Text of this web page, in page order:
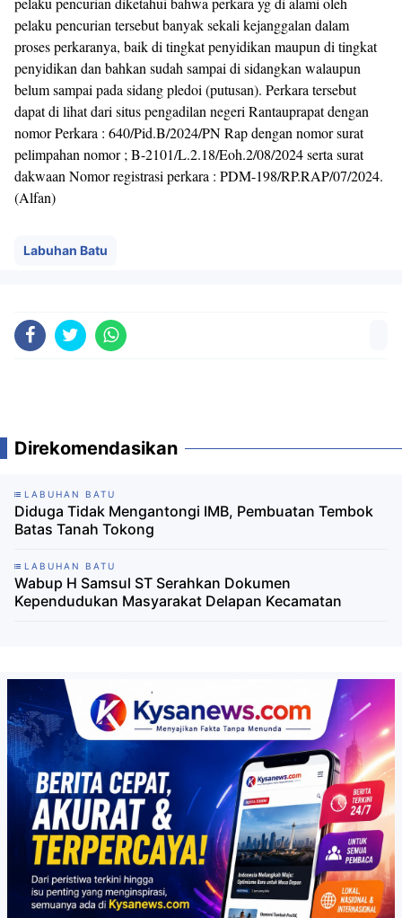
pelaku pencurian tersebut banyak sekali kejanggalan dalam
proses perkaranya, baik di tingkat penyidikan maupun di tingkat
penyidikan dan bahkan sudah sampai di sidangkan walaupun
belum sampai pada sidang pledoi (putusan). Perkara tersebut
dapat di lihat dari situs pengadilan negeri Rantauprapat dengan
nomor Perkara : 640/Pid.B/2024/PN Rap dengan nomor surat
pelimpahan nomor ; B-2101/L.2.18/Eoh.2/08/2024 serta surat
dakwaan Nomor registrasi perkara : PDM-198/RP.RAP/07/2024.
(Alfan)
Labuhan Batu
Direkomendasikan
LABUHAN BATU
Diduga Tidak Mengantongi IMB, Pembuatan Tembok
Batas Tanah Tokong
LABUHAN BATU
Wabup H Samsul ST Serahkan Dokumen
Kependudukan Masyarakat Delapan Kecamatan